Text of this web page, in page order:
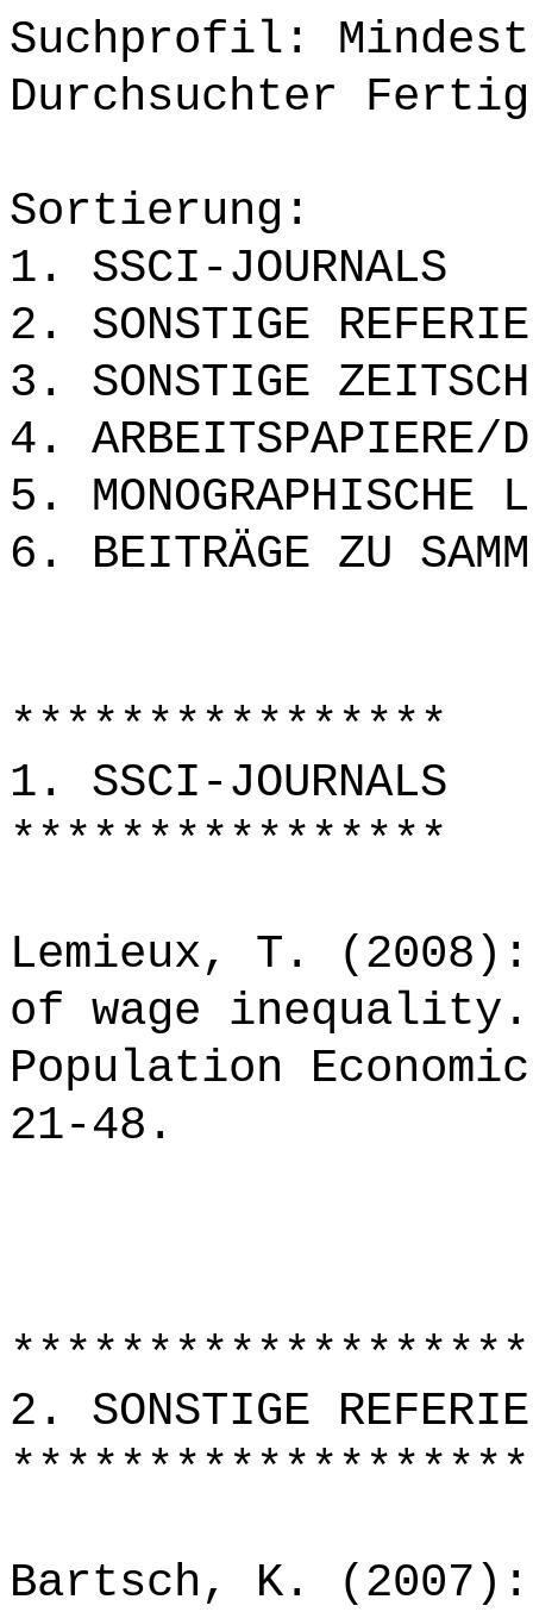
Suchprofil:
Durchsuchter
Sortierung:
1. SSCI-JOURNALS
2. SONSTIGE
3. SONSTIGE
4. ARBEITSPAPIERE/
5. MONOGRAPHISCHE
6. BEITRÄGE ZU
****************
1. SSCI-JOURNALS
****************
Lemieux, T.
of wage
Population
21-48.
2. SONSTIGE
Bartsch, K.